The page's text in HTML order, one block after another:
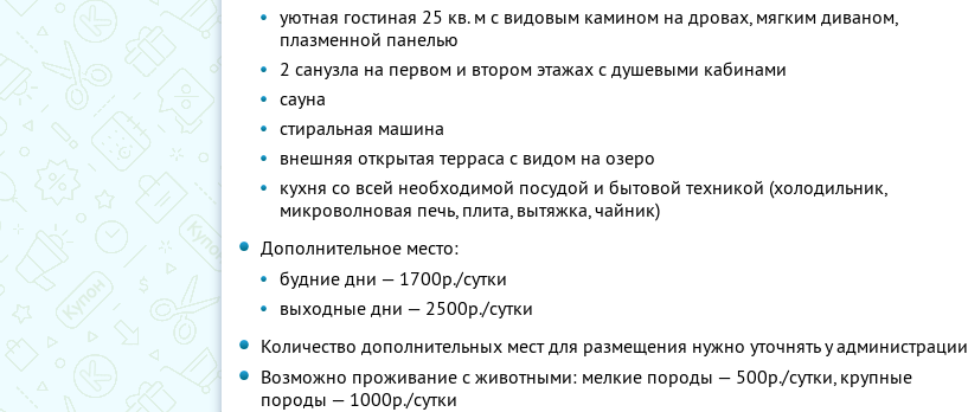
уютная гостиная 25 кв. м с видовым камином на дровах, мягким диваном,
плазменной панелью
2 санузла на первом и втором этажах с душевыми кабинами
сауна
стиральная машина
внешняя открытая терраса с видом на озеро
кухня со всей необходимой посудой и бытовой техникой (холодильник,
микроволновая печь, плита, вытяжка, чайник)
Дополнительное место:
будние дни — 1700р./сутки
выходные дни — 2500р./сутки
Количество дополнительных мест для размещения нужно уточнять у администрации
Возможно проживание с животными: мелкие породы — 500р./сутки, крупные
породы — 1000р./сутки